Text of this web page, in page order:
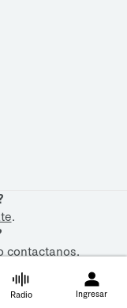
.
contactanos.
Radio Ingresar